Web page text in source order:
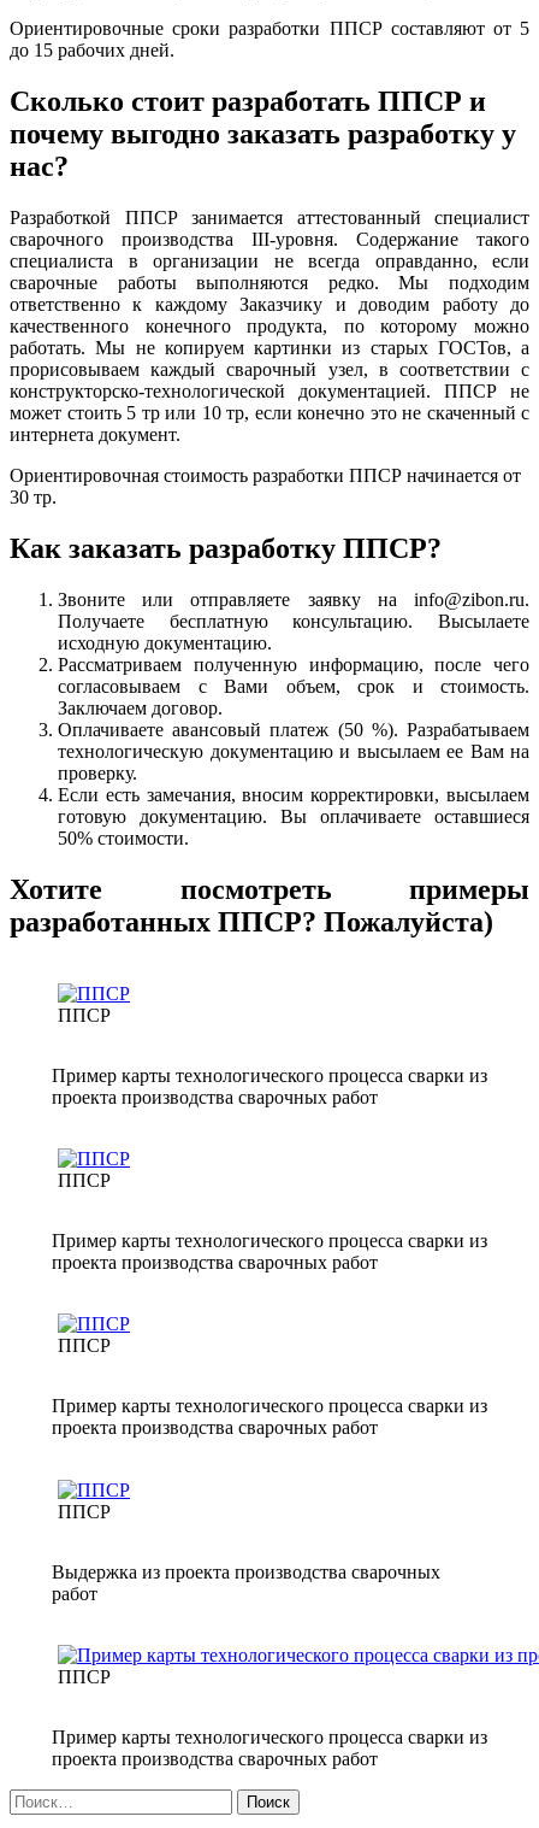
Ориентировочные сроки разработки ППСР составляют от 5
до 15 рабочих дней.
Сколько стоит разработать ППСР и
почему выгодно заказать разработку у
нас?
Разработкой ППСР занимается аттестованный специалист
сварочного производства III-уровня. Содержание такого
специалиста в организации не всегда оправданно, если
сварочные работы выполняются редко. Мы подходим
ответственно к каждому Заказчику и доводим работу до
качественного конечного продукта, по которому можно
работать. Мы не копируем картинки из старых ГОСТов, а
прорисовываем каждый сварочный узел, в соответствии с
конструкторско-технологической документацией. ППСР не
может стоить 5 тр или 10 тр, если конечно это не скаченный с
интернета документ.
Ориентировочная стоимость разработки ППСР начинается от
30 тр.
Как заказать разработку ППСР?
Звоните или отправляете заявку на info@zibon.ru.
Получаете бесплатную консультацию. Высылаете
исходную документацию.
Рассматриваем полученную информацию, после чего
согласовываем с Вами объем, срок и стоимость.
Заключаем договор.
Оплачиваете авансовый платеж (50 %). Разрабатываем
технологическую документацию и высылаем ее Вам на
проверку.
Если есть замечания, вносим корректировки, высылаем
готовую документацию. Вы оплачиваете оставшиеся
50% стоимости.
Хотите посмотреть примеры
разработанных ППСР? Пожалуйста)
ППСР
Пример карты технологического процесса сварки из
проекта производства сварочных работ
ППСР
Пример карты технологического процесса сварки из
проекта производства сварочных работ
ППСР
Пример карты технологического процесса сварки из
проекта производства сварочных работ
ППСР
Выдержка из проекта производства сварочных
работ
ППСР
Пример карты технологического процесса сварки из
проекта производства сварочных работ
Найти: